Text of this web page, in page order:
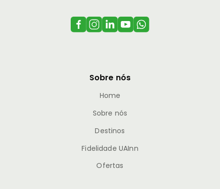
Sobre nós
Home
Sobre nós
Destinos
Fidelidade UAInn
Ofertas